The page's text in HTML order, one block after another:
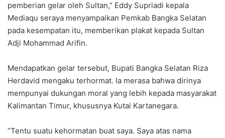
pemberian gelar oleh Sultan,” Eddy Supriadi kepala
Mediaqu seraya menyampaikan Pemkab Bangka Selatan
pada kesempatan itu, memberikan plakat kepada Sultan
Adji Mohammad Arifin.
Mendapatkan gelar tersebut, Bupati Bangka Selatan Riza
Herdavid mengaku terhormat. Ia merasa bahwa dirinya
mempunyai dukungan moral yang lebih kepada masyarakat
Kalimantan Timur, khususnya Kutai Kartanegara.
“Tentu suatu kehormatan buat saya. Saya atas nama